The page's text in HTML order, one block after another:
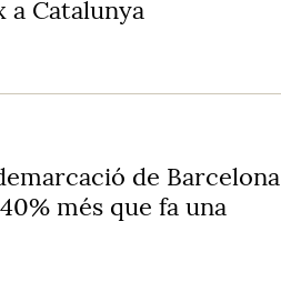
Catalunya
de Barcelona
més que fa una